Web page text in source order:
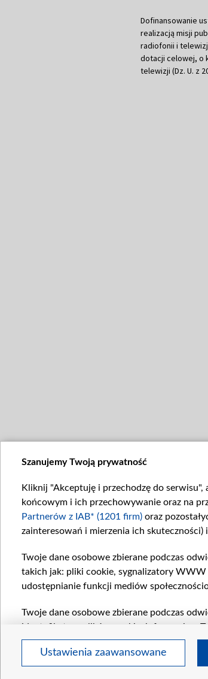
Dofinansowanie
realizacją misji
radiofonii i
dotacji celowej, o
telewizji (Dz. U. z
Szanujemy Twoją prywatność
Kliknij "Akceptuję i przechodzę do
końcowym i ich przechowywanie oraz na
Partnerów z IAB* (1201 firm) oraz
zainteresowań i mierzenia ich
Twoje dane osobowe zbierane podczas
takich jak: pliki cookie, sygnalizatory WWW
udostępnianie funkcji mediów
Twoje dane osobowe zbierane podczas
identyfikatory plików cookie, informacje o
pozostałychZaufanych Partnerów TVP
dla
wyboru spersonalizowanych reklam,
Ustawienia zaawansowane